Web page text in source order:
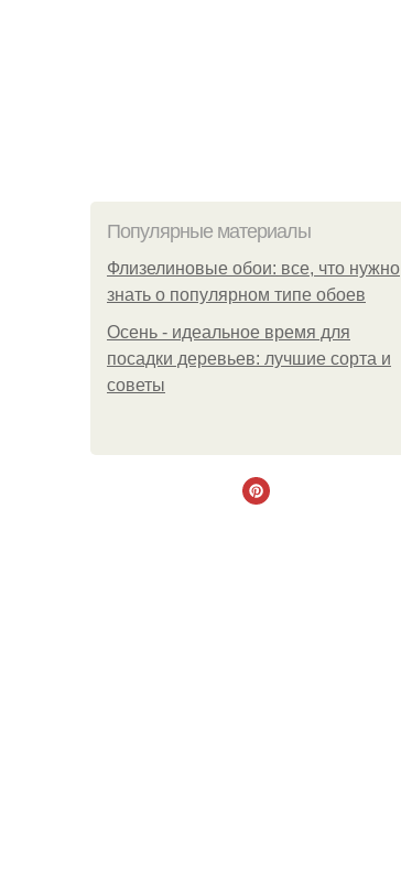
Популярные материалы
Флизелиновые обои: все, что нужно
знать о популярном типе обоев
Осень - идеальное время для
посадки деревьев: лучшие сорта и
советы